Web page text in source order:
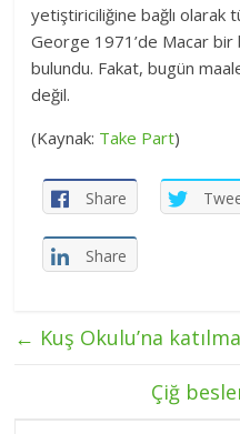
yetiştiriciliğine bağlı olarak
George 1971’de Macar bir
bulundu. Fakat, bugün
değil.
(Kaynak: Take Part)
Share
Share
← Kuş Okulu’na
Çiğ